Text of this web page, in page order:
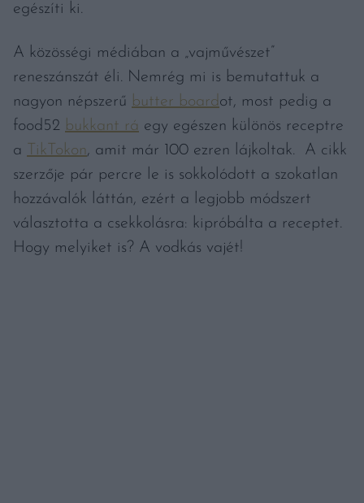
egészíti ki.
A közösségi médiában a „vajművészet”
reneszánszát éli. Nemrég mi is bemutattuk a
nagyon népszerű butter boardot, most pedig a
food52 bukkant rá egy egészen különös receptre
a TikTokon, amit már 100 ezren lájkoltak. A cikk
szerzője pár percre le is sokkolódott a szokatlan
hozzávalók láttán, ezért a legjobb módszert
választotta a csekkolásra: kipróbálta a receptet.
Hogy melyiket is? A vodkás vajét!